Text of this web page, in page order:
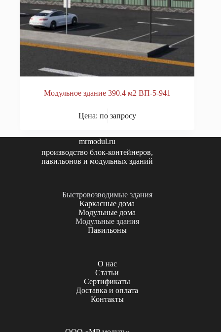
Модульное здание 390.4 м2 ВП-5-941
Цена: по запросу
mrmodul.ru
производство блок-контейнеров,
павильонов и модульных зданий
Быстровозводимые здания
Каркасные дома
Модульные дома
Модульные здания
Павильоны
О нас
Статьи
Сертификаты
Доставка и оплата
Контакты